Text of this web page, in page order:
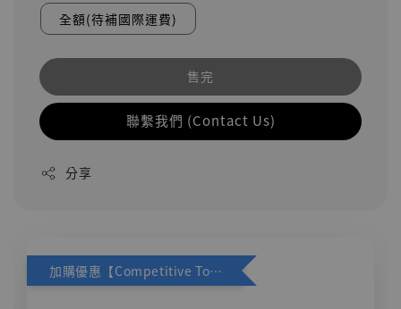
全額(待補國際運費)
售完
聯繫我們 (Contact Us)
分享
加購優惠【Competitive Toys 梅西 [CM001]】